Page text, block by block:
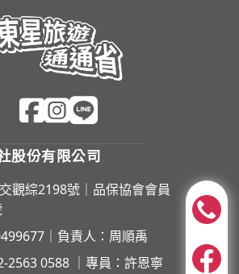
股份有限公司
觀綜2198號｜品保協會會員
｜負責人：周順禹
2563 0588 ｜專員：許恩寧